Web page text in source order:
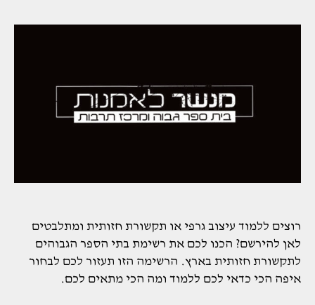
רוצים ללמוד עיצוב גרפי או תקשורת חזותית ומתלבטים
לאן להירשם? הכנו לכם את רשימת בתי הספר הגבוהים
לתקשורת חזותית בארץ. הרשימה הזו תעזור לכם לבחור
איפה הכי כדאי לכם ללמוד ומה הכי מתאים לכם.